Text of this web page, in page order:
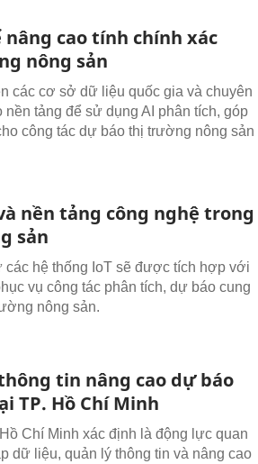
cao tính chính xác
nông sản
các cơ sở dữ liệu quốc gia và chuyên
nền tảng để sử dụng AI phân tích, góp
công tác dự báo thị trường nông sản
nền tảng công nghệ trong
sản
các hệ thống IoT sẽ được tích hợp với
vụ công tác phân tích, dự báo cung
nông sản.
tin nâng cao dự báo
TP. Hồ Chí Minh
Chí Minh xác định là động lực quan
dữ liệu, quản lý thông tin và nâng cao